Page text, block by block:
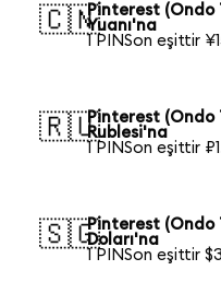
🇨🇳Pinterest (Ondo
Yuanı'na
1 PINSon eşittir
🇷🇺Pinterest (Ondo
Rublesi'na
1 PINSon eşittir
🇸🇬Pinterest (Ondo
Doları'na
1 PINSon eşittir